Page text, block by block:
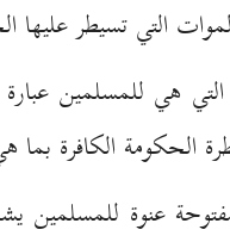
التي تسيطر علیها
التي هي للمسلمين
الحكومة الكافرة
عنوة